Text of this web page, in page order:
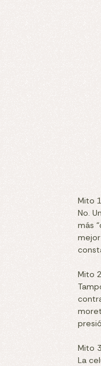
Mito
No.
más
Mito
Mito
La